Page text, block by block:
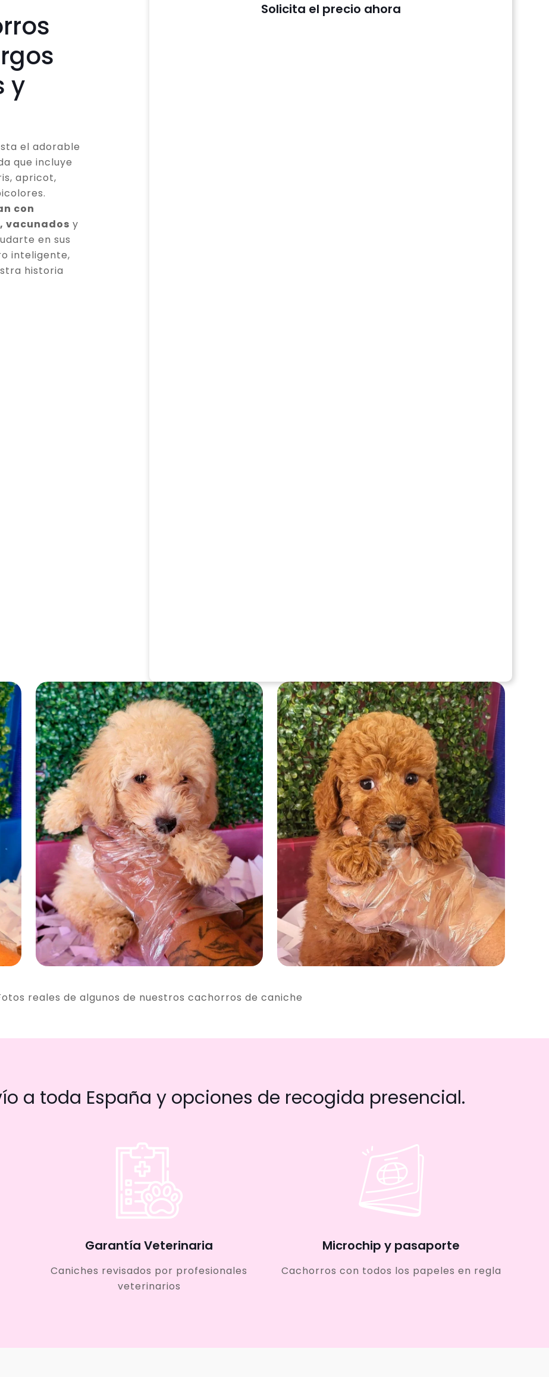
y
el adorable
que incluye
apricot,
con
vacunados y
en sus
inteligente,
historia
Solicita el precio ahora
reales de algunos de nuestros cachorros de caniche
a toda España y opciones de recogida presencial.
Garantía Veterinaria
Caniches revisados por profesionales
veterinarios
Microchip y pasaporte
Cachorros con todos los papeles en regla